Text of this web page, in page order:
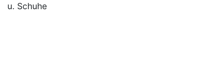
u. Schuhe